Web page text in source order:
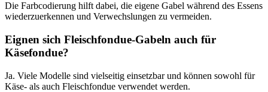
Die Farbcodierung hilft dabei, die eigene Gabel während des Essens
wiederzuerkennen und Verwechslungen zu vermeiden.
Eignen sich Fleischfondue-Gabeln auch für
Käsefondue?
Ja. Viele Modelle sind vielseitig einsetzbar und können sowohl für
Käse- als auch Fleischfondue verwendet werden.